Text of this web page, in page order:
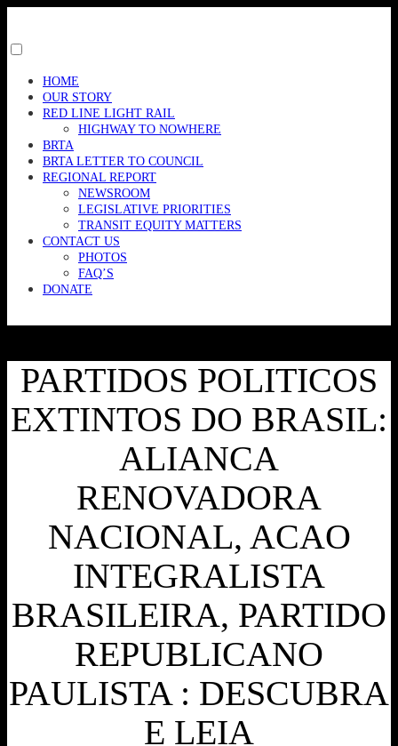
content
menu
visibility.
HOME
OUR STORY
RED LINE LIGHT RAIL
HIGHWAY TO NOWHERE
BRTA
BRTA LETTER TO COUNCIL
REGIONAL REPORT
NEWSROOM
LEGISLATIVE PRIORITIES
TRANSIT EQUITY MATTERS
CONTACT US
PHOTOS
FAQ’S
DONATE
PARTIDOS POLITICOS
EXTINTOS DO BRASIL:
ALIANCA
RENOVADORA
NACIONAL, ACAO
INTEGRALISTA
BRASILEIRA, PARTIDO
REPUBLICANO
PAULISTA : DESCUBRA
E LEIA